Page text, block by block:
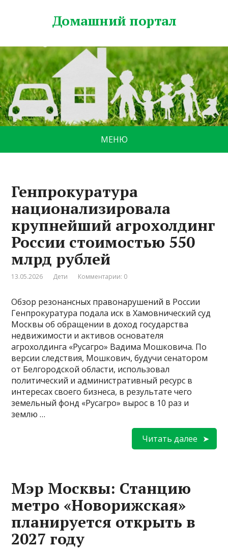
Домашний портал
МЕНЮ
Генпрокуратура
национализировала
крупнейший агрохолдинг
России стоимостью 550
млрд рублей
13.05.2026 Дети Комментарии: 0
Обзор резонансных правонарушений в России
Генпрокуратура подала иск в Хамовнический суд
Москвы об обращении в доход государства
недвижимости и активов основателя
агрохолдинга «Русагро» Вадима Мошковича. По
версии следствия, Мошкович, будучи сенатором
от Белгородской области, использовал
политический и административный ресурс в
интересах своего бизнеса, в результате чего
земельный фонд «Русагро» вырос в 10 раз и
землю …
Читать далее
Мэр Москвы: Станцию
метро «Новорижская»
планируется открыть в
2027 году